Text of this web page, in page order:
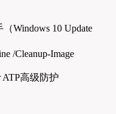
Windows 10 Update
/Cleanup-Image
ATP高级防护